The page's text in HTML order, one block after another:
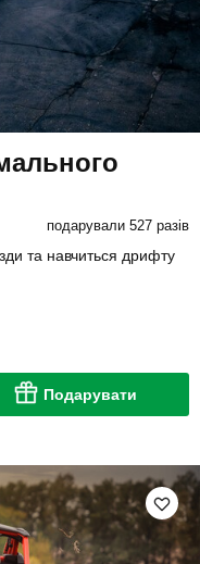
подарували 527 разів
та навчиться дрифту
Подарувати